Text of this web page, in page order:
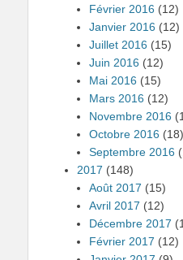
Février 2016 (12)
Janvier 2016 (12)
Juillet 2016 (15)
Juin 2016 (12)
Mai 2016 (15)
Mars 2016 (12)
Novembre 2016
Octobre 2016 (18)
Septembre 2016
2017 (148)
Août 2017 (15)
Avril 2017 (12)
Décembre 2017
Février 2017 (12)